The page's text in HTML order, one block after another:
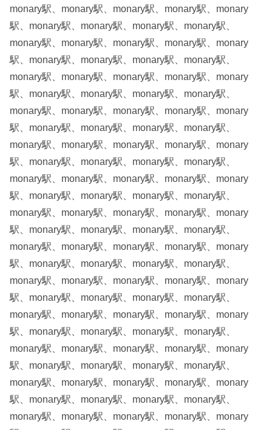
monary駅、monary駅、monary駅、monary駅、monary
駅、monary駅、monary駅、monary駅、monary駅、
monary駅、monary駅、monary駅、monary駅、monary
駅、monary駅、monary駅、monary駅、monary駅、
monary駅、monary駅、monary駅、monary駅、monary
駅、monary駅、monary駅、monary駅、monary駅、
monary駅、monary駅、monary駅、monary駅、monary
駅、monary駅、monary駅、monary駅、monary駅、
monary駅、monary駅、monary駅、monary駅、monary
駅、monary駅、monary駅、monary駅、monary駅、
monary駅、monary駅、monary駅、monary駅、monary
駅、monary駅、monary駅、monary駅、monary駅、
monary駅、monary駅、monary駅、monary駅、monary
駅、monary駅、monary駅、monary駅、monary駅、
monary駅、monary駅、monary駅、monary駅、monary
駅、monary駅、monary駅、monary駅、monary駅、
monary駅、monary駅、monary駅、monary駅、monary
駅、monary駅、monary駅、monary駅、monary駅、
monary駅、monary駅、monary駅、monary駅、monary
駅、monary駅、monary駅、monary駅、monary駅、
monary駅、monary駅、monary駅、monary駅、monary
駅、monary駅、monary駅、monary駅、monary駅、
monary駅、monary駅、monary駅、monary駅、monary
駅、monary駅、monary駅、monary駅、monary駅、
monary駅、monary駅、monary駅、monary駅、monary